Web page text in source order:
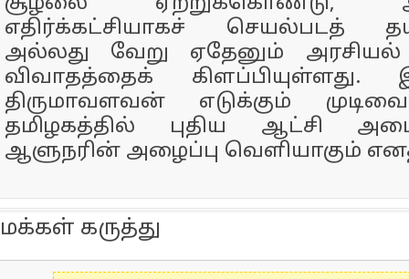
எதிர்க்கட்சியாகச் செயல்படத்
அல்லது வேறு ஏதேனும்
விவாதத்தைக்
திருமாவளவன் எடுக்கும்
தமிழகத்தில் புதிய ஆட்சி
ஆளுநரின் அழைப்பு வெளியாகும் எனத்
மக்கள் கருத்து